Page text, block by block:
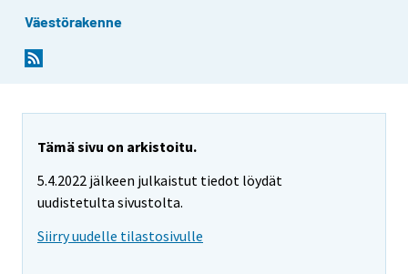
Väestörakenne
Tämä sivu on arkistoitu.
5.4.2022 jälkeen julkaistut tiedot löydät
uudistetulta sivustolta.
Siirry uudelle tilastosivulle